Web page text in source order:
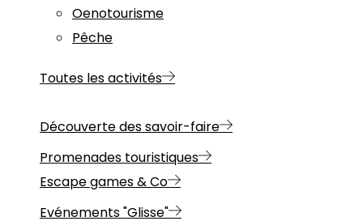
Oenotourisme
Pêche
Toutes les activités
Découverte des savoir-faire
Promenades touristiques
Escape games & Co
Evénements "Glisse"